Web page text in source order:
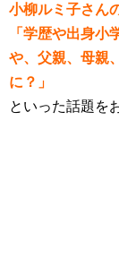
小柳ルミ子さん
「学歴や出身
や、父親、母親
に？」
といった話題を